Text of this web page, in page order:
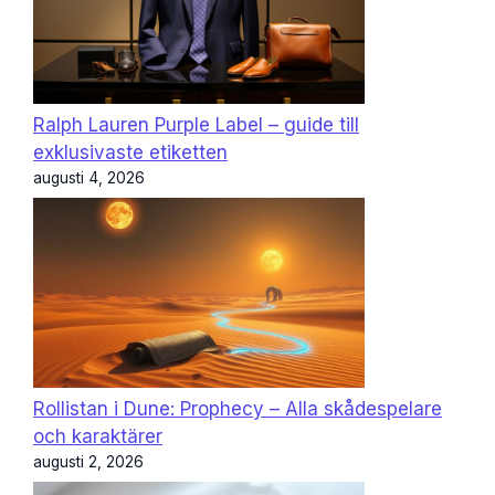
Ralph Lauren Purple Label – guide till
exklusivaste etiketten
augusti 4, 2026
Rollistan i Dune: Prophecy – Alla skådespelare
och karaktärer
augusti 2, 2026